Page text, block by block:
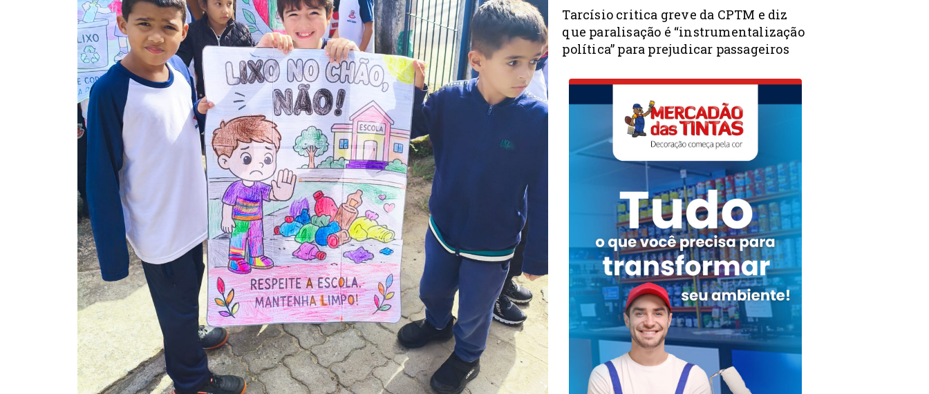
Tarcísio critica greve da CPTM e diz
que paralisação é “instrumentalização
política” para prejudicar passageiros